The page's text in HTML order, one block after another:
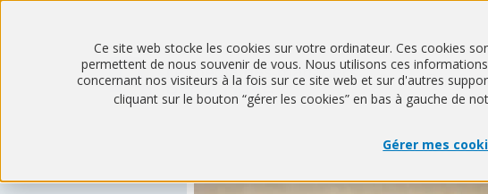
Ce site web stocke les cookies sur votre ordinateur. Ces cookies
permettent de nous souvenir de vous. Nous utilisons ces
concernant nos visiteurs à la fois sur ce site web et sur d'autres
cliquant sur le bouton “gérer les cookies” en bas à gauche de
Gérer mes
Faire